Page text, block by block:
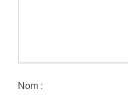
Nom :